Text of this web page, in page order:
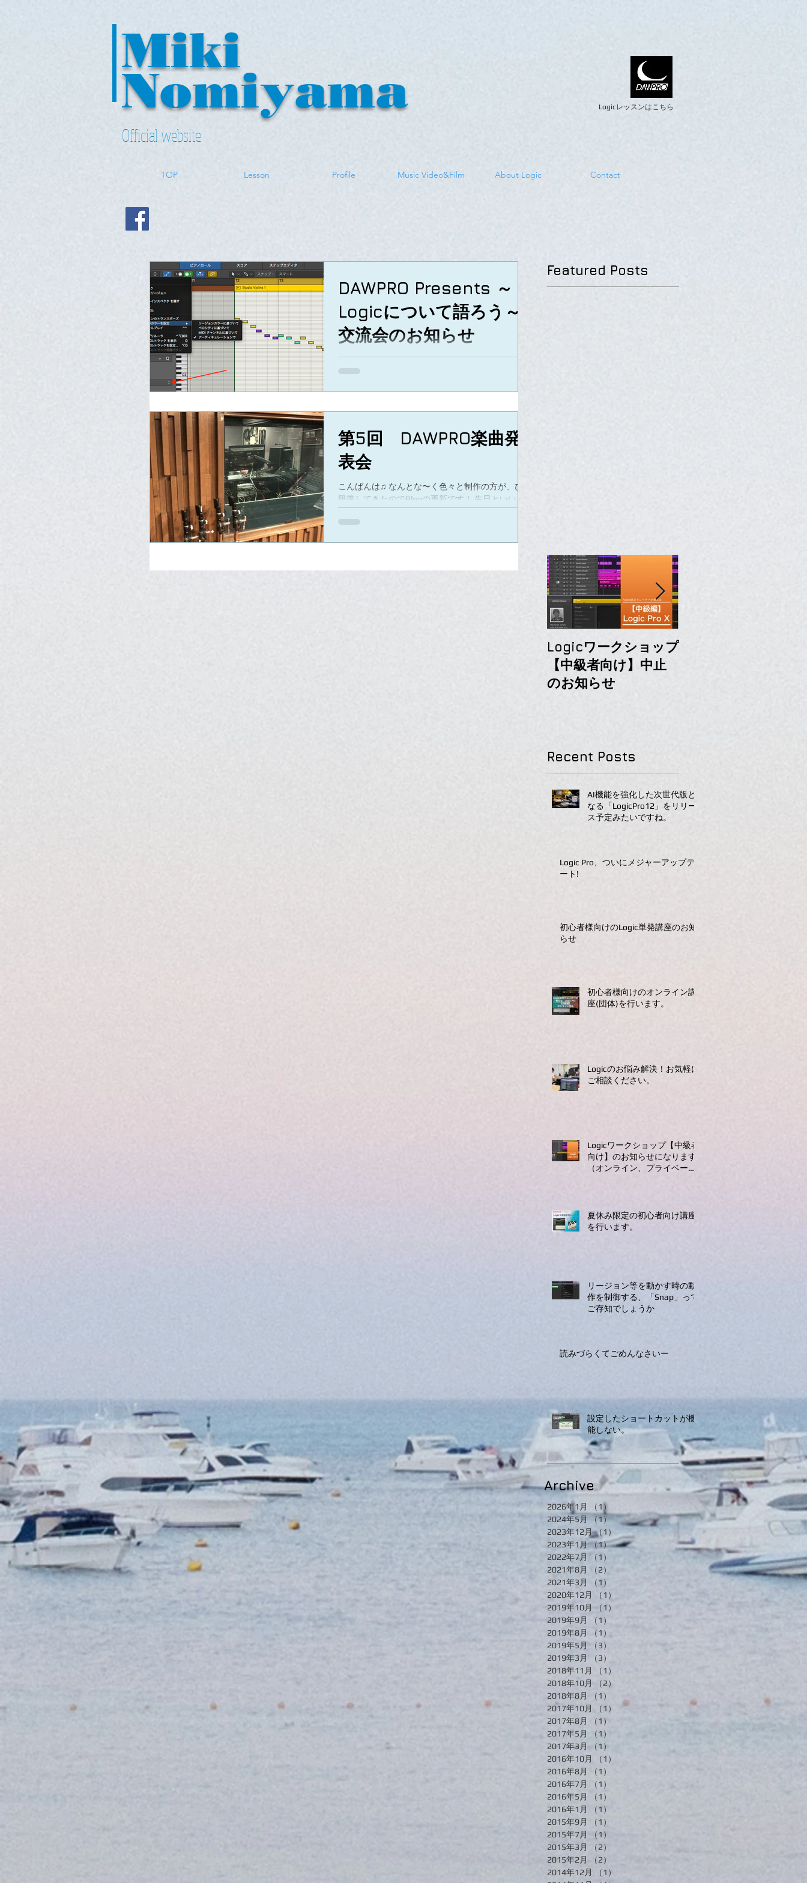
Miki ​
Nomiyama
Official website
Logicレッスンはこちら
TOP Lesson Profile Music Video&Film About Logic Contact
DAWPRO Presents ～
Logicについて語ろう～
交流会のお知らせ
DAWPRO Presents ～Logicについて語ろう～ 交流
会 「Logicについて語ろう&話そう」という交流会
もLogicをお使いの方でしたら是非ご参加くださ
第5回 DAWPRO楽曲発
表会
こんばんは♫ なんとな〜く色々と制作の方が、ひと
段落してきたのでBlogの更新です！ 先日といいま
DAWPRO楽曲発表会が行われました。（もう1ヶ月
Featured Posts
Logicワークショップ
【中級者向け】中止
のお知らせ
Recent Posts
AI機能を強化した次世代版と
なる「LogicPro12」をリリー
ス予定みたいですね。
Logic Pro、ついにメジャーアップデ
ート!
初心者様向けのLogic単発講座のお知
らせ
初心者様向けのオンライン講
座(団体)を行います。
Logicのお悩み解決！お気軽に
ご相談ください。
Logicワークショップ【中級者
向け】のお知らせになります
（オンライン、プライベート
夏休み限定の初心者向け講座
を行います。
リージョン等を動かす時の動
作を制御する、「Snap」って
ご存知でしょうか
読みづらくてごめんなさいー
設定したショートカットが機
能しない。
Archive
2026年1月 （1）
2024年5月 （1）1件の記事
2023年12月（1）
1件の記事
2023年1月（1）1件の記事
2022年7月
（1）
2021年8月
（2）
2021年3月
（1）
2020年12月
（1）
2019年10月
（1）
2019年9月
（1）
2019年8月
（1）
2019年5月
（3）
2019年3月
（3）
2018年11月
（1）
2018年10月
（2）
2018年8月
（1）
2017年10月
（1）
1件の記事
2017年8月
（1）
2017年5月
（1）
2017年3月 （1）
2016年10月
（1）
2016年8月
（1）
2016年7月
（1）
2016年5月
（1）
2016年1月
（1）
2015年9月
（1）
2015年7月
（1）
2015年3月
（2）
2015年2月
（2）
2014年12月
（1）